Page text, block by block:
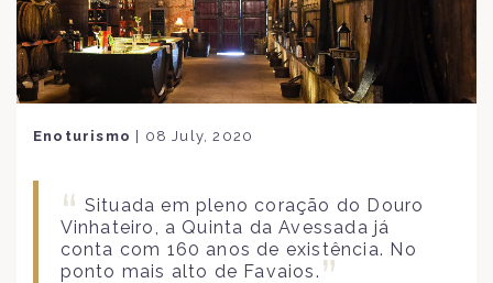
Enoturismo | 08 July, 2020
Situada em pleno coração do Douro
Vinhateiro, a Quinta da Avessada já
conta com 160 anos de existência. No
ponto mais alto de Favaios.